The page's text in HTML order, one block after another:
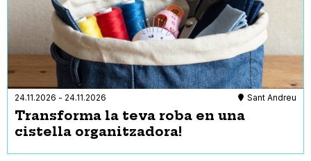
24.11.2026 - 24.11.2026 Sant Andreu
Transforma la teva roba en una
cistella organitzadora!